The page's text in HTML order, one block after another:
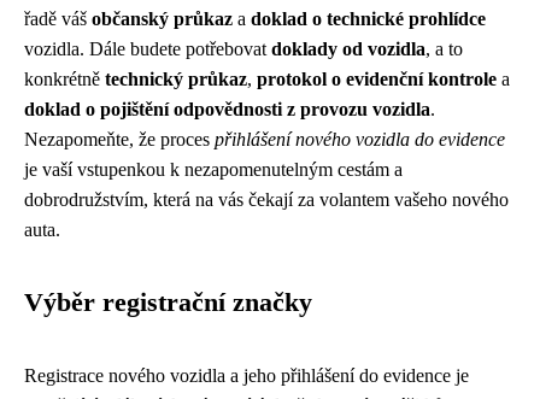
řadě váš občanský průkaz a doklad o technické prohlídce
vozidla. Dále budete potřebovat doklady od vozidla, a to
konkrétně technický průkaz, protokol o evidenční kontrole a
doklad o pojištění odpovědnosti z provozu vozidla.
Nezapomeňte, že proces přihlášení nového vozidla do evidence
je vaší vstupenkou k nezapomenutelným cestám a
dobrodružstvím, která na vás čekají za volantem vašeho nového
auta.
Výběr registrační značky
Registrace nového vozidla a jeho přihlášení do evidence je